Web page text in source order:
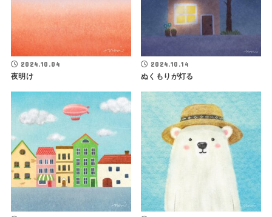
2024.10.04
夜明け
2024.10.14
ぬくもりが灯る